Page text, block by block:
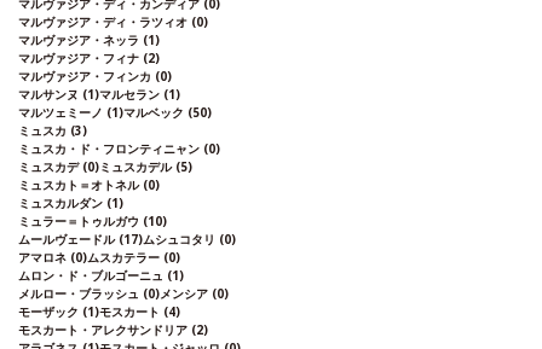
マルヴァジア・ディ・カンディア (0)
マルヴァジア・ディ・ラツィオ (0)
マルヴァジア・ネッラ (1)
マルヴァジア・フィナ (2)
マルヴァジア・フィンカ (0)
マルサンヌ (1)マルセラン (1)
マルツェミーノ (1)マルベック (50)
ミュスカ (3)
ミュスカ・ド・フロンティニャン (0)
ミュスカデ (0)ミュスカデル (5)
ミュスカト＝オトネル (0)
ミュスカルダン (1)
ミュラー＝トゥルガウ (10)
ムールヴェードル (17)ムシュコタリ (0)
アマロネ (0)ムスカテラー (0)
ムロン・ド・ブルゴーニュ (1)
メルロー・ブラッシュ (0)メンシア (0)
モーザック (1)モスカート (4)
モスカート・アレクサンドリア (2)